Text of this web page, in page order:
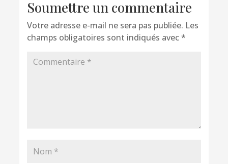
Soumettre un commentaire
Votre adresse e-mail ne sera pas publiée. Les
champs obligatoires sont indiqués avec*